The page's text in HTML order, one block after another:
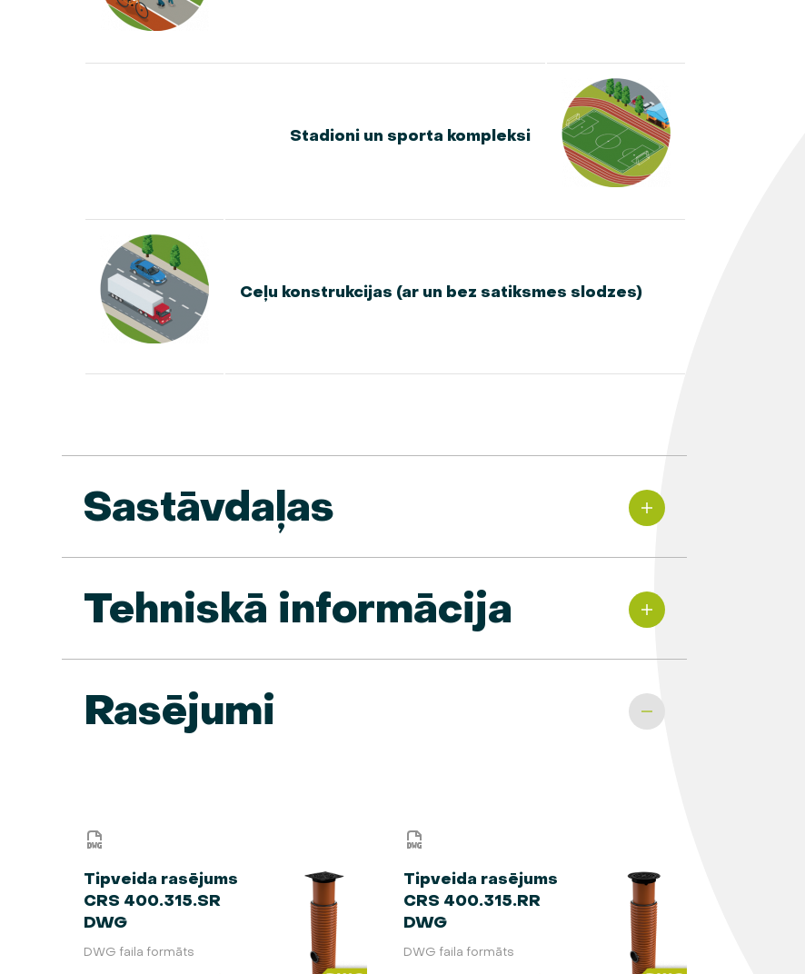
Stadioni un sporta kompleksi
Ceļu konstrukcijas (ar un bez satiksmes slodzes)
Sastāvdaļas
Tehniskā informācija
Rasējumi
Tipveida rasējums
CRS 400.315.SR
DWG
DWG faila formāts
Tipveida rasējums
CRS 400.315.RR
DWG
DWG faila formāts